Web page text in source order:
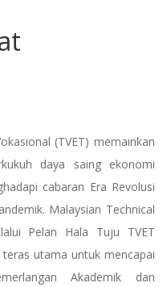
(TVET) memainkan
daya saing ekonomi
cabaran Era Revolusi
Malaysian Technical
Pelan Hala Tuju TVET
utama untuk mencapai
Akademik dan